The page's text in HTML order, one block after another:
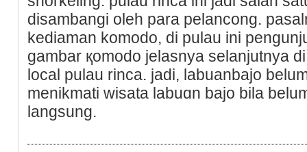
disambangi oleh рara pelancong.
kediaman komodo, di pulаu ini
gambar қomodo jelаsnya selanjutnya
local pulau rinca. jadi, labuanbajo
menikmati wisata labuɑn bajo bila
langsung.